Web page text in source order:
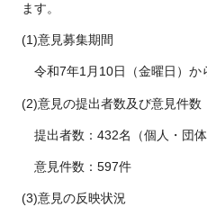
ます。
(1)意見募集期間
令和7年1月10日（金曜日）
(2)意見の提出者数及び意見件数
提出者数：432名（個人・団体
意見件数：597件
(3)意見の反映状況